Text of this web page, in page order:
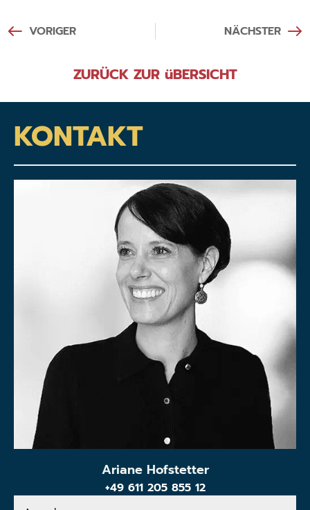
VORIGER NÄCHSTER
ZURÜCK ZUR üBERSICHT
KONTAKT
Ariane Hofstetter
+49 611 205 855 12
Anrede